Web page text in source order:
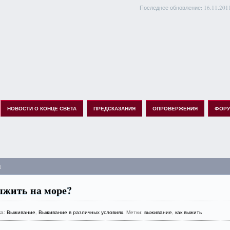
Последнее обновление:
НОВОСТИ О КОНЦЕ СВЕТА ПРЕДСКАЗАНИЯ ОПРОВЕРЖЕНИЯ
на море?
Выживание,Выживание в различных условиях. Метки:выживание,как выжить